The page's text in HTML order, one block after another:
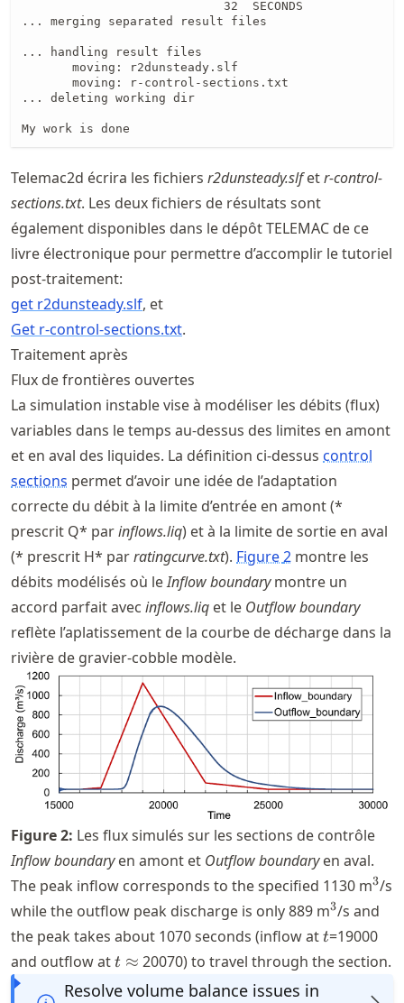
                            32  SECONDS
... merging separated result files
... handling result files
       moving: r2dunsteady.slf
       moving: r-control-sections.txt
... deleting working dir
My work is done
Telemac2d écrira les fichiers r2dunsteady.slfetr-control-
sections.txt. Les deux fichiers de résultats sont
également disponibles dans le dépôt TELEMAC de ce
livre électronique pour permettre d’accomplir le tutoriel
post-traitement:
get r2dunsteady.slf, et
Get r-control-sections.txt.
Traitement après
Flux de frontières ouvertes
La simulation instable vise à modéliser les débits (flux)
variables dans le temps au-dessus des limites en amont
et en aval des liquides. La définition ci-dessus control
sections permet d’avoir une idée de l’adaptation
correcte du débit à la limite d’entrée en amont (*
prescrit Q* parinflows.liq) et à la limite de sortie en aval
(* prescrit H* parratingcurve.txt). Figure2 montre les
débits modélisés où leInflow boundarymontre un
accord parfait avec inflows.liq et le Outflow boundary
reflète l’aplatissement de la courbe de décharge dans la
rivière de gravier-cobble modèle.
Figure2: Les flux simulés sur les sections de contrôle
Inflow boundaryen amont et Outflow boundaryen aval.
The peak inflow corresponds to the specified 1130 m^3
3/s
while the outflow peak discharge is only 889 m^3
3/s and
the peak takes about 1070 seconds (inflow att
t=19000
and outflow att\approx
t ≈ 20070) to travel through the section.
Resolve volume balance issues in